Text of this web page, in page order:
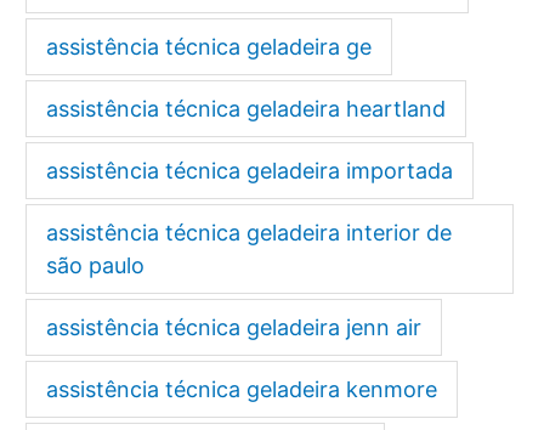
assistência técnica geladeira ge
assistência técnica geladeira heartland
assistência técnica geladeira importada
assistência técnica geladeira interior de
são paulo
assistência técnica geladeira jenn air
assistência técnica geladeira kenmore